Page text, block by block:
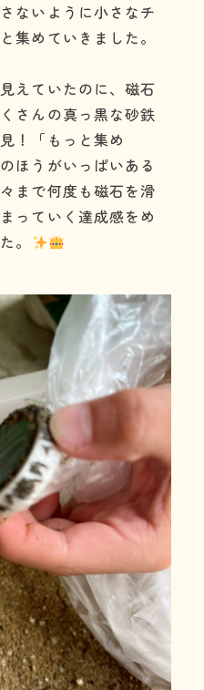
ないように小さなチ
集めていきました。
えていたのに、磁石
さんの真っ黒な砂鉄
！「もっと集め
ほうがいっぱいある
まで何度も磁石を滑
っていく達成感をめ
。